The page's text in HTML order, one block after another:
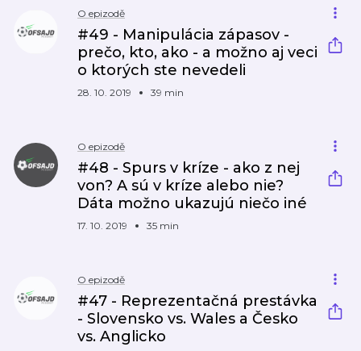
O epizodě
#49 - Manipulácia zápasov -
prečo, kto, ako - a možno aj veci
o ktorých ste nevedeli
28. 10. 2019 39 min
O epizodě
#48 - Spurs v kríze - ako z nej
von? A sú v kríze alebo nie?
Dáta možno ukazujú niečo iné
17. 10. 2019 35 min
O epizodě
#47 - Reprezentačná prestávka
- Slovensko vs. Wales a Česko
vs. Anglicko